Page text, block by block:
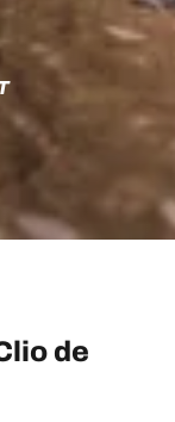
de